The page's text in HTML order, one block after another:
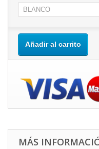
Añadir al carrito
MÁS